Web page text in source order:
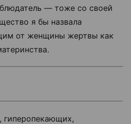
— тоже со своей
я бы назвала
от женщины жертвы как